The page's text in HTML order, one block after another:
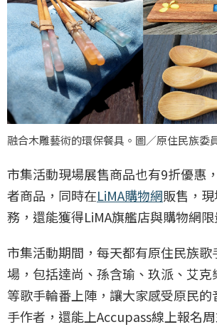
融合木雕藝術的環保餐具。圖／原住民族委
市集活動現場展售商品也有9折優惠
者商品，同時在LiMA購物網販售，
務，還能獲得LiMA旗艦店與購物網限
市集活動期間，每天都有原住民族歌
場，包括達尚、孫含瑜、玖派、艾
等歌手輪番上陣，讓大家感受原民的
手作者，還能上Accupass線上報名